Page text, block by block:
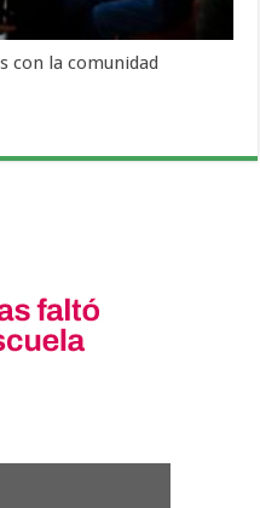
con la comunidad